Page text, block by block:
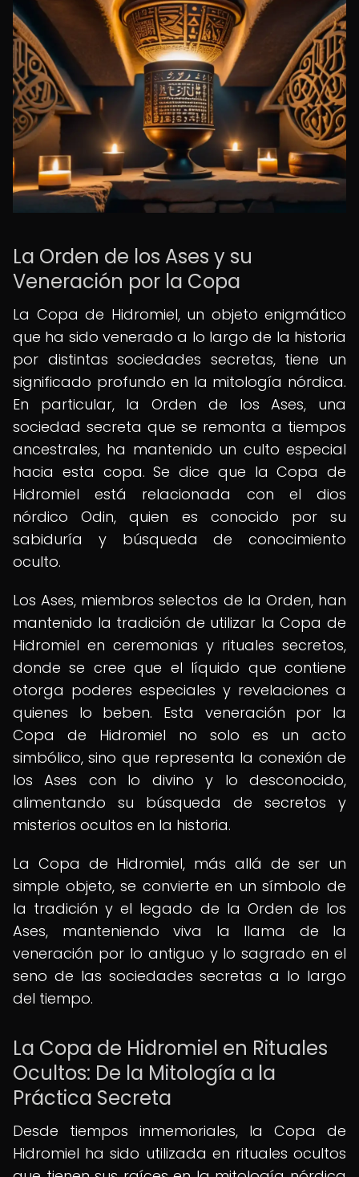
La Orden de los Ases y su
Veneración por la Copa
La Copa de Hidromiel, un objeto enigmático
que ha sido venerado a lo largo de la historia
por distintas sociedades secretas, tiene un
significado profundo en la mitología nórdica.
En particular, la Orden de los Ases, una
sociedad secreta que se remonta a tiempos
ancestrales, ha mantenido un culto especial
hacia esta copa. Se dice que la Copa de
Hidromiel está relacionada con el dios
nórdico Odin, quien es conocido por su
sabiduría y búsqueda de conocimiento
oculto.
Los Ases, miembros selectos de la Orden, han
mantenido la tradición de utilizar la Copa de
Hidromiel en ceremonias y rituales secretos,
donde se cree que el líquido que contiene
otorga poderes especiales y revelaciones a
quienes lo beben. Esta veneración por la
Copa de Hidromiel no solo es un acto
simbólico, sino que representa la conexión de
los Ases con lo divino y lo desconocido,
alimentando su búsqueda de secretos y
misterios ocultos en la historia.
La Copa de Hidromiel, más allá de ser un
simple objeto, se convierte en un símbolo de
la tradición y el legado de la Orden de los
Ases, manteniendo viva la llama de la
veneración por lo antiguo y lo sagrado en el
seno de las sociedades secretas a lo largo
del tiempo.
La Copa de Hidromiel en Rituales
Ocultos: De la Mitología a la
Práctica Secreta
Desde tiempos inmemoriales, la Copa de
Hidromiel ha sido utilizada en rituales ocultos